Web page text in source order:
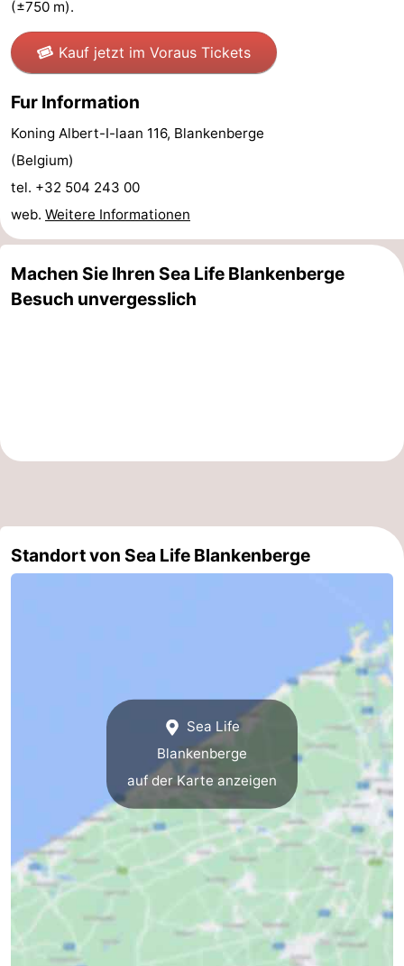
Sluis
Cadzand
-
Natur
Het
Zwin
Westflandern
-
Brügge
-
Gent
-
Ypern
Die
Haan
Bredene
-
(±750 m).
Kauf jetzt im Voraus Tickets
Fur Information
Koning Albert-I-laan 116, Blankenberge
(Belgium)
tel. +32 504 243 00
web. Weitere Informationen
Machen Sie Ihren Sea Life Blankenberge
Besuch unvergesslich
Standort von Sea Life Blankenberge
Sea Life
Blankenberge
auf der Karte anzeigen